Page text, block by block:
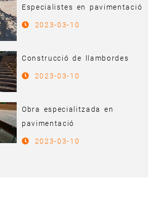
Especialistes en pavimentació
2023-03-10
Construcció de llambordes
2023-03-10
Obra especialitzada en
pavimentació
2023-03-10